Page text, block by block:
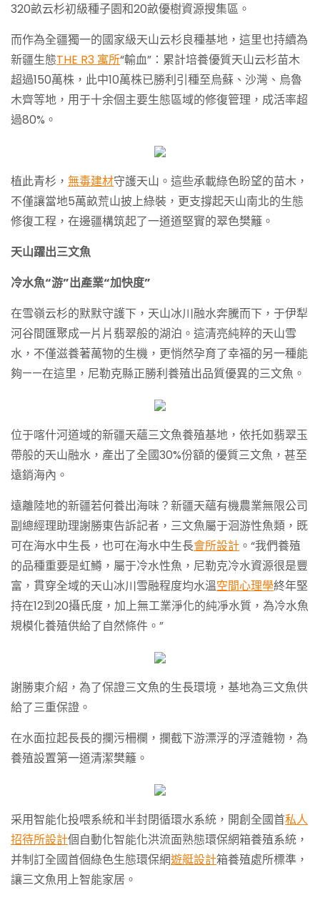
320畝云杉初級種子園和20畝優樹資源搜集區。
而作為全疆獨一的國家級天山云杉良種基地，這里也持續為
新疆生態THE R3 寓所“輸血”：累計培養優質天山云杉苗木
超過150萬株，此中10萬株已勝利引種至烏蘇、沙灣、烏魯
木齊等地，用于十余個主要生態區域的修復管理，成活率超
過80%。
植此青杉， 無毒建材守護天山。這些承載綠色盼望的苗木，
不僅讓當地5萬畝荒山披上綠裝，更支撐起天山南北的生態
修復工程，在邊疆構筑起了一道道堅實的翠色樊籬。
天山躍出三文魚
冷水魚“游”出產業“加快度”
在雪嶺云杉的默默守護下，天山冰川融水奔騰而下，于伊犁
河谷間匯聚成一片片翡翠般的湖泊。這清亮純粹的天山雪
水，不僅滋養著萬物的生機，更悄然孕育了幸福的另一種能
夠——在這里，尼勒克縣正勝利養殖出品質優異的三文魚。
位于喀什河道域的新疆天蘊三文魚養殖基地，依托如翡翠玉
帶般的天山融水，產出了全國30%份額的優質三文魚，甚至
遠銷海內。
遠離陸地的新疆若何養出海味？新疆天蘊有機農業無限公司
副總經理助理謝勝東告訴記者，三文魚屬于洄游性魚類，既
可在海水中生長，也可在海水中生長會所設計 。“我們養殖
的品種重要是虹鱒，屬于冷水性魚，尼勒克冷水資源很是豐
富，貫穿全域的天山冰川雪融程度均水溫空間心理學終年堅
持在12到20攝氏度，加上無工業淨化的純凈水質，為冷水魚
規模化養殖供給了自然條件。”
謝勝東介紹，為了保證三文魚的生長環境，基地為三文魚供
給了三重保證。
在水面拉起長長的攔污柵欄，攔截下游漂浮的浮渣雜物，為
養殖設置第一道清潔樊籬。
采用智能化投喂系統和半封閉循環水系統，開創全國首私人
招待所設計個自動化智能化洪流面熟態環保網箱養殖系統，
并制訂全國首個綠色生態環保網遊艇設計箱養殖處所標準，
讓三文魚用上智能家居。